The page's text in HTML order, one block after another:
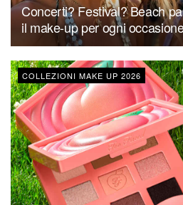
Concerti? Festival? Beach
il make-up per ogni
COLLEZIONI MAKE UP 2026